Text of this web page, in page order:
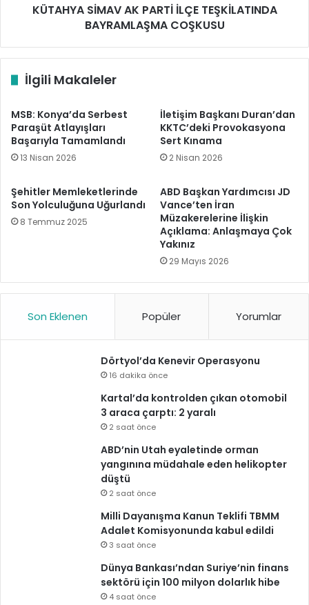
KÜTAHYA SİMAV AK PARTİ İLÇE TEŞKİLATINDA
BAYRAMLAŞMA COŞKUSU
İlgili Makaleler
MSB: Konya’da Serbest
Paraşüt Atlayışları
Başarıyla Tamamlandı
13 Nisan 2026
İletişim Başkanı Duran’dan
KKTC’deki Provokasyona
Sert Kınama
2 Nisan 2026
Şehitler Memleketlerinde
Son Yolculuğuna Uğurlandı
8 Temmuz 2025
ABD Başkan Yardımcısı JD
Vance’ten İran
Müzakerelerine İlişkin
Açıklama: Anlaşmaya Çok
Yakınız
29 Mayıs 2026
Son Eklenen Popüler Yorumlar
Dörtyol’da Kenevir Operasyonu
16 dakika önce
Kartal’da kontrolden çıkan otomobil
3 araca çarptı: 2 yaralı
2 saat önce
ABD’nin Utah eyaletinde orman
yangınına müdahale eden helikopter
düştü
2 saat önce
Milli Dayanışma Kanun Teklifi TBMM
Adalet Komisyonunda kabul edildi
3 saat önce
Dünya Bankası’ndan Suriye’nin finans
sektörü için 100 milyon dolarlık hibe
4 saat önce